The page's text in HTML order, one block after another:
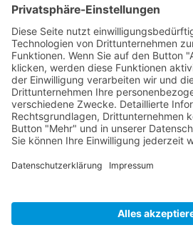
Kontakt
Platzöffnungszeiten
Montag – Sonntag
Social